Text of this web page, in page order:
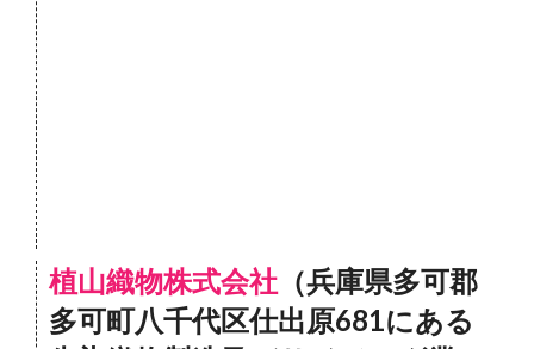
植山織物株式会社 （兵庫県多可郡
多可町八千代区仕出原681にある